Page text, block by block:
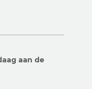
aan de